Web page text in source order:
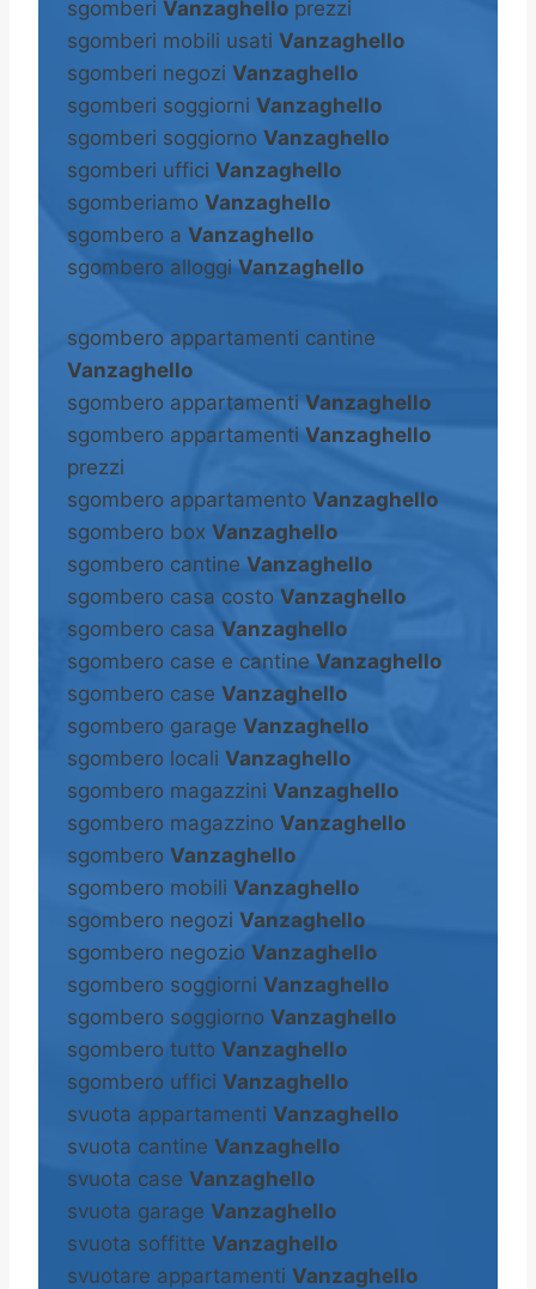
sgomberi Vanzaghello prezzi
sgomberi mobili usati Vanzaghello
sgomberi negozi Vanzaghello
sgomberi soggiorni Vanzaghello
sgomberi soggiorno Vanzaghello
sgomberi uffici Vanzaghello
sgomberiamo Vanzaghello
sgombero a Vanzaghello
sgombero alloggi Vanzaghello
sgombero appartamenti cantine
Vanzaghello
sgombero appartamenti Vanzaghello
sgombero appartamenti Vanzaghello
prezzi
sgombero appartamento Vanzaghello
sgombero box Vanzaghello
sgombero cantine Vanzaghello
sgombero casa costo Vanzaghello
sgombero casa Vanzaghello
sgombero case e cantine Vanzaghello
sgombero case Vanzaghello
sgombero garage Vanzaghello
sgombero locali Vanzaghello
sgombero magazzini Vanzaghello
sgombero magazzino Vanzaghello
sgombero Vanzaghello
sgombero mobili Vanzaghello
sgombero negozi Vanzaghello
sgombero negozio Vanzaghello
sgombero soggiorni Vanzaghello
sgombero soggiorno Vanzaghello
sgombero tutto Vanzaghello
sgombero uffici Vanzaghello
svuota appartamenti Vanzaghello
svuota cantine Vanzaghello
svuota case Vanzaghello
svuota garage Vanzaghello
svuota soffitte Vanzaghello
svuotare appartamenti Vanzaghello